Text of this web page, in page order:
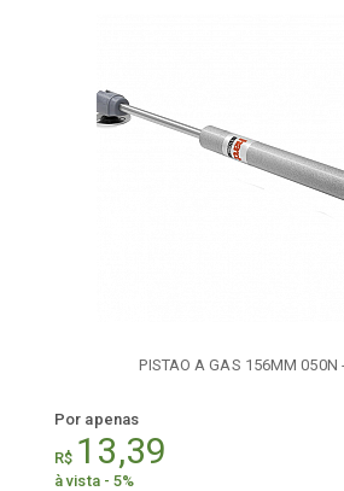
PISTAO A GAS 156MM 050N
Por apenas
R$ 13,39
à vista - 5%